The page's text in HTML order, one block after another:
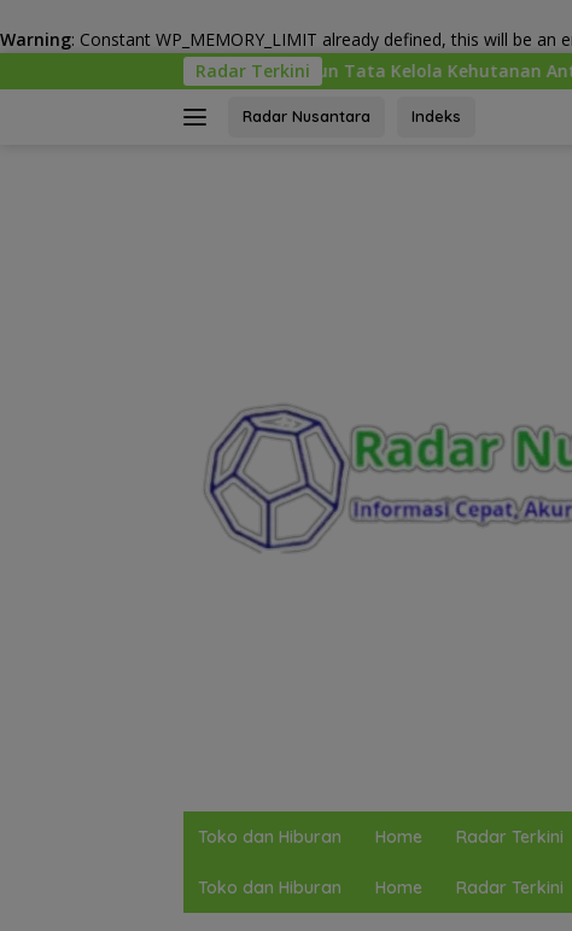
Warning: Constant WP_MEMORY_LIMIT already defined, this will be an
ke
Radar Terkini
Bangun Tata Kelola Kehutanan Antikorupsi
Radar Nusantara Indeks
Toko dan Hiburan Home Radar Terkini
Toko dan Hiburan Home Radar Terkini